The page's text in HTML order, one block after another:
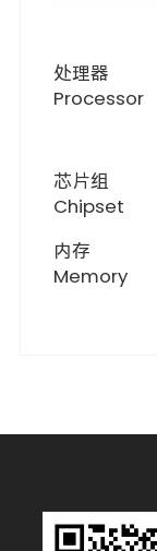
处理器
Processor
芯片组
Chipset
内存
Memory